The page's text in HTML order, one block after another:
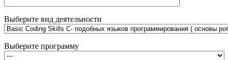
Выберите вид деятельности
Выберите программу